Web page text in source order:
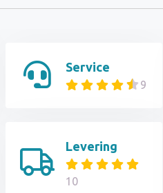
Service
9
Levering
10